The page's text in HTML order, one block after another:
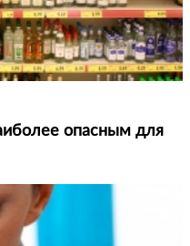
опасным для